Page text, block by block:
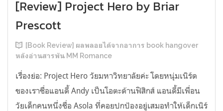
[Review] Project Hero by Briar
Prescott
[Book Review] ผลพลอยได้จากอาการ book hangover
หลังอ่านสารพัน MM Romance
เรื่องย่อ: Project Hero วัยมหาวิทยาลัยค่ะ โดยหนุ่มเนิร์ด
ของเราชื่อแอนดี้ Andy เป็นโอตะด้านฟิสิกส์ แอนดี้มีเพื่อน
วัยเด็กคนหนึ่งชื่อ Asola ที่คอยปกป้องอยู่เสมอทำให้เด็กเนิร์